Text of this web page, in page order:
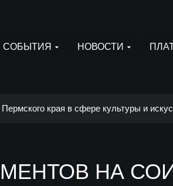
СОБЫТИЯ НОВОСТИ
края в сфере культуры и
НА